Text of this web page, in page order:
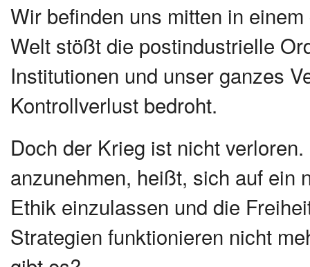
Wir befinden uns mitten in
Welt stößt die postindustrielle
Institutionen und unser ganzes
Kontrollverlust bedroht.
Doch der Krieg ist nicht
anzunehmen, heißt, sich auf ein
Ethik einzulassen und die
Strategien funktionieren nicht